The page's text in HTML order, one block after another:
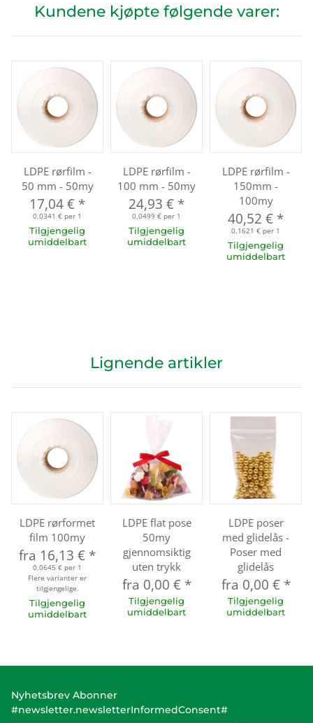
Kundene kjøpte følgende varer:
LDPE rørfilm -
50 mm - 50my
17,04 € *
0,0341 € per 1
Tilgjengelig
umiddelbart
LDPE rørfilm -
100 mm - 50my
24,93 € *
0,0499 € per 1
Tilgjengelig
umiddelbart
LDPE rørfilm -
150mm -
100my
40,52 € *
0,1621 € per 1
Tilgjengelig
umiddelbart
Lignende artikler
LDPE rørformet
film 100my
fra 16,13 € *
0,0645 € per 1
Flere varianter er
tilgjengelige.
Tilgjengelig
umiddelbart
LDPE flat pose
50my
gjennomsiktig
uten trykk
fra 0,00 € *
Tilgjengelig
umiddelbart
LDPE poser
med glidelås -
Poser med
glidelås
fra 0,00 € *
Tilgjengelig
umiddelbart
Nyhetsbrev Abonner
#newsletter.newsletterInformedConsent#